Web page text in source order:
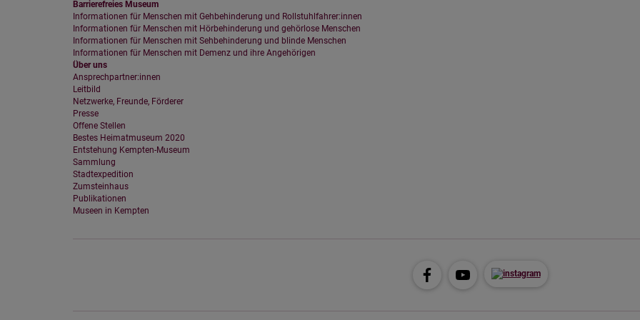
Optional sind externe Inhalte auf den Seiten dieser Website eingebunden. Das können Kartendienste
sein oder auch Anwendungen einer externen Website.
Barrierefreies Museum
Informationen für Menschen mit Gehbehinderung und Rollstuhlfahrer:innen
Informationen für Menschen mit Hörbehinderung und gehörlose Menschen
Informationen für Menschen mit Sehbehinderung und blinde Menschen
Informationen für Menschen mit Demenz und ihre Angehörigen
Über uns
Ansprechpartner:innen
Leitbild
Netzwerke, Freunde, Förderer
Presse
Offene Stellen
Bestes Heimatmuseum 2020
Entstehung Kempten-Museum
Sammlung
Stadtexpedition
Zumsteinhaus
Publikationen
Museen in Kempten